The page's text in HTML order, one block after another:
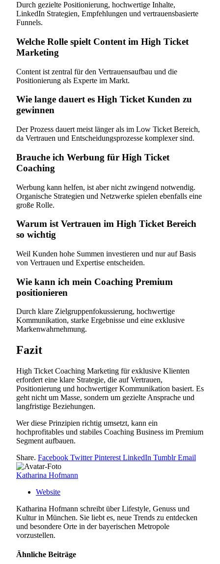
Durch gezielte Positionierung, hochwertige Inhalte,
LinkedIn Strategien, Empfehlungen und vertrauensbasierte
Funnels.
Welche Rolle spielt Content im High Ticket
Marketing
Content ist zentral für den Vertrauensaufbau und die
Positionierung als Experte im Markt.
Wie lange dauert es High Ticket Kunden zu
gewinnen
Der Prozess dauert meist länger als im Low Ticket Bereich,
da Vertrauen und Entscheidungsprozesse komplexer sind.
Brauche ich Werbung für High Ticket
Coaching
Werbung kann helfen, ist aber nicht zwingend notwendig.
Organische Strategien und Netzwerke spielen ebenfalls eine
große Rolle.
Warum ist Vertrauen im High Ticket Bereich
so wichtig
Weil Kunden hohe Summen investieren und nur auf Basis
von Vertrauen und Expertise entscheiden.
Wie kann ich mein Coaching Premium
positionieren
Durch klare Zielgruppenfokussierung, hochwertige
Kommunikation, starke Ergebnisse und eine exklusive
Markenwahrnehmung.
Fazit
High Ticket Coaching Marketing für exklusive Klienten
erfordert eine klare Strategie, die auf Vertrauen,
Positionierung und hochwertiger Kommunikation basiert. Es
geht nicht um Masse, sondern um gezielte Ansprache und
langfristige Beziehungen.
Wer diese Prinzipien richtig umsetzt, kann ein
hochprofitables und stabiles Coaching Business im Premium
Segment aufbauen.
Share. Facebook Twitter Pinterest LinkedIn Tumblr Email
Katharina Hofmann
Website
Katharina Hofmann schreibt über Lifestyle, Genuss und
Kultur in München. Sie liebt es, neue Trends zu entdecken
und besondere Orte in der bayerischen Metropole
vorzustellen.
Ähnliche Beiträge